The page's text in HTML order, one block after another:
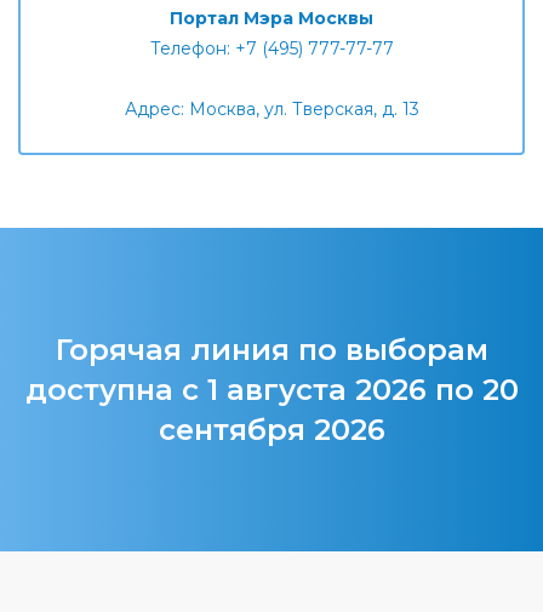
Портал Мэра Москвы
Телефон: +7 (495) 777-77-77
Адрес: Москва, ул. Тверская, д. 13
Горячая линия по выборам
доступна с 1 августа 2026 по 20
сентября 2026